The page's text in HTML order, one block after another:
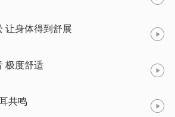
让身体得到舒展
极度舒适
共鸣